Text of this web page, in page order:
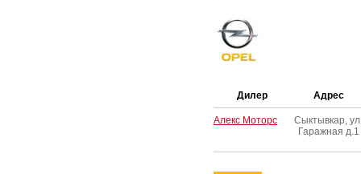
Дилер Адрес
Алекс Моторс
Сыктывкар,
Гаражная д.1